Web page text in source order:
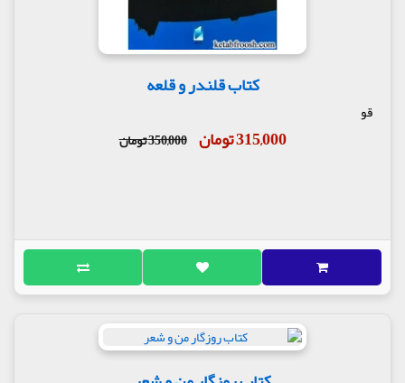
کتاب قلندر و قلعه
قو
315,000 تومان 350,000 تومان